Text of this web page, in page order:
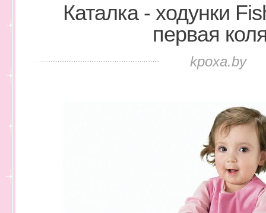
Каталка - ходунки
первая
kpoxa.by